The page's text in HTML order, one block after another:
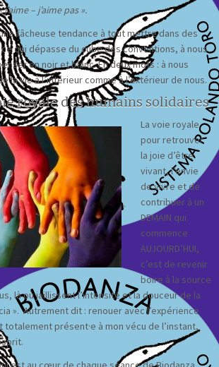
j’aime – j’aime pas ».
fâcheuse tendance à tout mettre dans des
qui dépasse du cube des conventions, à nous
en noir et blanc. En deux mots : à nous
la vie à l’intérieur comme à l’extérieur de nous.
royale des humains solidaires
La voie royale
pour retrouver
la joie d’être
vivant, l’envie
de vivre et de
contribuer à un
DEMAIN qui
commence
AUJOURD’HUI,
c’est de revenir
boire à la source
là où jaillissent l’intensité et la douceur de la
». Autrement dit : renouer avec l’expérience
totalement présent·e à mon vécu de l’instant,